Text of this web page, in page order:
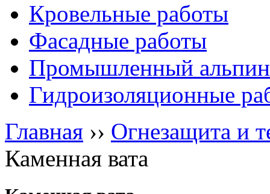
Кровельные работы
Фасадные работы
Промышленный
Гидроизоляционные
Главная ›› Огнезащита и
Каменная вата